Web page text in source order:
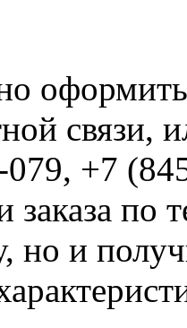
оформить
связи,
+7
по
но и